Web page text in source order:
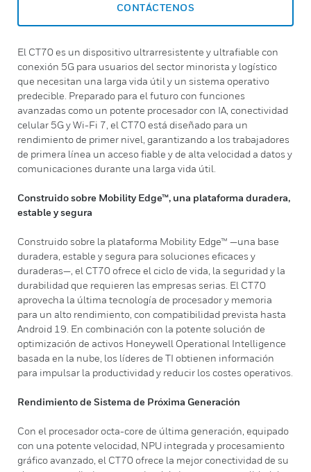
CONTÁCTENOS
El CT70 es un dispositivo ultrarresistente y ultrafiable con
conexión 5G para usuarios del sector minorista y logístico
que necesitan una larga vida útil y un sistema operativo
predecible. Preparado para el futuro con funciones
avanzadas como un potente procesador con IA, conectividad
celular 5G y Wi-Fi 7, el CT70 está diseñado para un
rendimiento de primer nivel, garantizando a los trabajadores
de primera línea un acceso fiable y de alta velocidad a datos y
comunicaciones durante una larga vida útil.
Construido sobre Mobility Edge™, una plataforma duradera,
estable y segura
Construido sobre la plataforma Mobility Edge™ —una base
duradera, estable y segura para soluciones eficaces y
duraderas—, el CT70 ofrece el ciclo de vida, la seguridad y la
durabilidad que requieren las empresas serias. El CT70
aprovecha la última tecnología de procesador y memoria
para un alto rendimiento, con compatibilidad prevista hasta
Android 19. En combinación con la potente solución de
optimización de activos Honeywell Operational Intelligence
basada en la nube, los líderes de TI obtienen información
para impulsar la productividad y reducir los costes operativos.
Rendimiento de Sistema de Próxima Generación
Con el procesador octa-core de última generación, equipado
con una potente velocidad, NPU integrada y procesamiento
gráfico avanzado, el CT70 ofrece la mejor conectividad de su